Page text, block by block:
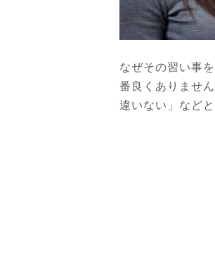
なぜその習い事
番良くありませ
違いない」など